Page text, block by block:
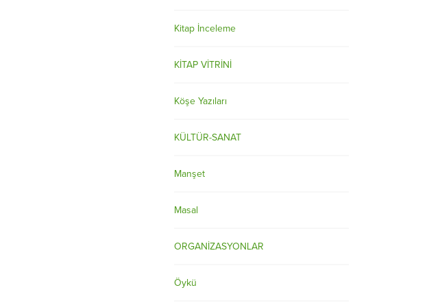
Kitap İnceleme
KİTAP VİTRİNİ
Köşe Yazıları
KÜLTÜR-SANAT
Manşet
Masal
ORGANİZASYONLAR
Öykü